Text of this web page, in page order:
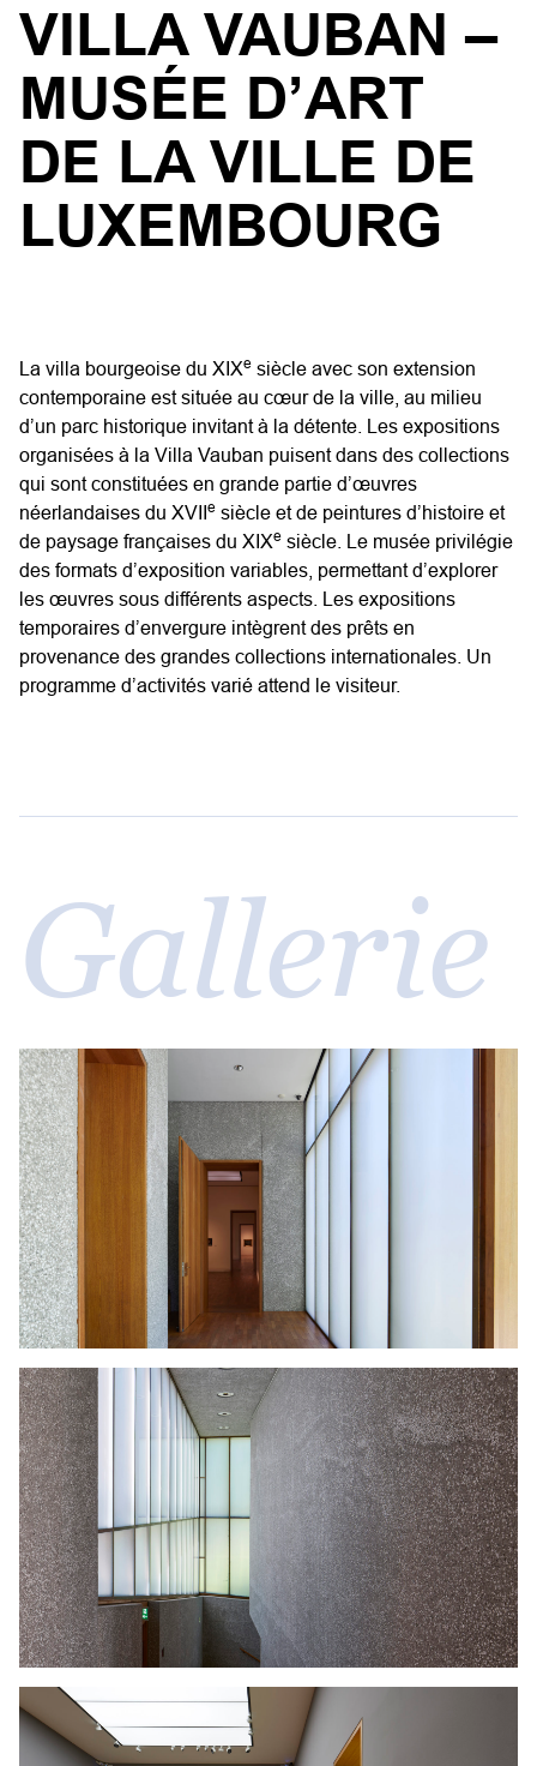
VILLA VAUBAN –
MUSÉE D’ART
DE LA VILLE DE
LUXEMBOURG
La villa bourgeoise du XIXe siècle avec son extension
contemporaine est située au cœur de la ville, au milieu
d’un parc historique invitant à la détente. Les expositions
organisées à la Villa Vauban puisent dans des collections
qui sont constituées en grande partie d’œuvres
néerlandaises du XVII e siècle et de peintures d’histoire et
de paysage françaises du XIXe siècle. Le musée privilégie
des formats d’exposition variables, permettant d’explorer
les œuvres sous différents aspects. Les expositions
temporaires d’envergure intègrent des prêts en
provenance des grandes collections internationales. Un
programme d’activités varié attend le visiteur.
Gallerie